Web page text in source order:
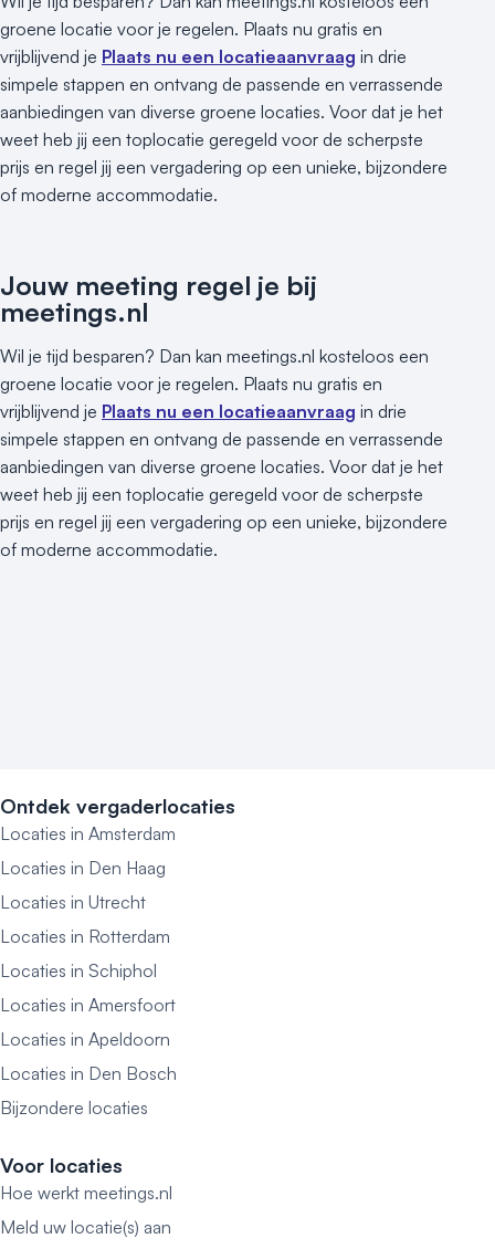
groene locatie voor je regelen. Plaats nu gratis en
vrijblijvend je Plaats nu een locatieaanvraag in drie
simpele stappen en ontvang de passende en verrassende
aanbiedingen van diverse groene locaties. Voor dat je het
weet heb jij een toplocatie geregeld voor de scherpste
prijs en regel jij een vergadering op een unieke, bijzondere
of moderne accommodatie.
Jouw meeting regel je bij
meetings.nl
Wil je tijd besparen? Dan kan meetings.nl kosteloos een
groene locatie voor je regelen. Plaats nu gratis en
vrijblijvend je Plaats nu een locatieaanvraag in drie
simpele stappen en ontvang de passende en verrassende
aanbiedingen van diverse groene locaties. Voor dat je het
weet heb jij een toplocatie geregeld voor de scherpste
prijs en regel jij een vergadering op een unieke, bijzondere
of moderne accommodatie.
Ontdek vergaderlocaties
Locaties in Amsterdam
Locaties in Den Haag
Locaties in Utrecht
Locaties in Rotterdam
Locaties in Schiphol
Locaties in Amersfoort
Locaties in Apeldoorn
Locaties in Den Bosch
Bijzondere locaties
Voor locaties
Hoe werkt meetings.nl
Meld uw locatie(s) aan